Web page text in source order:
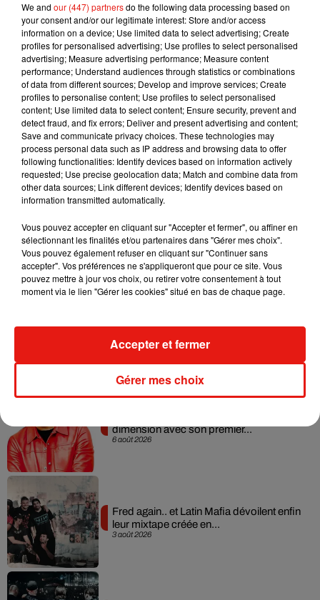
Musique
7 août 2026
6 août 2026
dimension avec son premier...
3 août 2026
Fred again.. et Latin Mafia dévoilent enfin
leur mixtape créée en...
We and our (447) partnersdo the following data processing based on
your consent and/or our legitimate interest: Store and/or access
information on a device; Use limited data to select advertising; Create
profiles for personalised advertising; Use profiles to select personalised
advertising; Measure advertising performance; Measure content
performance; Understand audiences through statistics or combinations
of data from different sources; Develop and improve services; Create
profiles to personalise content; Use profiles to select personalised
content; Use limited data to select content; Ensure security, prevent and
detect fraud, and fix errors; Deliver and present advertising and content;
Save and communicate privacy choices. These technologies may
process personal data such as IP address and browsing data to offer
following functionalities: Identify devices based on information actively
requested; Use precise geolocation data; Match and combine data from
other data sources; Link different devices; Identify devices based on
information transmitted automatically.
Vous pouvez accepter en cliquant sur "Accepter et fermer", ou affiner en
sélectionnant les finalités et/ou partenaires dans "Gérer mes choix".
Vous pouvez également refuser en cliquant sur "Continuer sans
accepter". Vos préférences ne s'appliqueront que pour ce site. Vous
pouvez mettre à jour vos choix, ou retirer votre consentement à tout
moment via le lien "Gérer les cookies" situé en bas de chaque page.
Gérer mes choix
Accepter et fermer